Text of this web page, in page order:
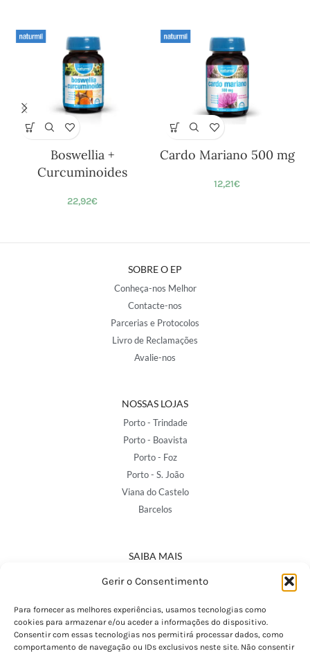
Gerir o Consentimento
Para fornecer as melhores experiências, usamos tecnologias como
cookies para armazenar e/ou aceder a informações do dispositivo.
Consentir com essas tecnologias nos permitirá processar dados, como
comportamento de navegação ou IDs exclusivos neste site. Não consentir
Boswellia +
Curcuminoides
22,92€
Cardo Mariano 500 mg
12,21€
SOBRE O EP
Conheça-nos Melhor
Contacte-nos
Parcerias e Protocolos
Livro de Reclamações
Avalie-nos
NOSSAS LOJAS
Porto - Trindade
Porto - Boavista
Porto - Foz
Porto - S. João
Viana do Castelo
Barcelos
SAIBA MAIS
Política de Privacidade
Termos e Condições
Perguntas Frequentes
Custos de Envio